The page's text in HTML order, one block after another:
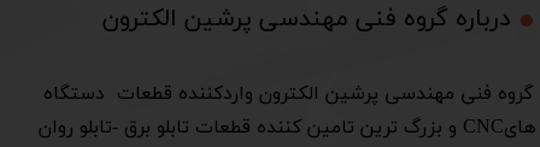
درباره گروه فنی مهندسی پرشین الکترون​​​​​​​
​گروه فنی مهندسی پرشین الکترون واردکننده قطعات دستگاه
هایCNC و بزرگ ترین تامین کننده قطعات تابلو برق -تابلو روان